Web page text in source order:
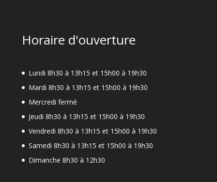
Horaire d'ouverture
Lundi 8h30 à 13h15 et 15h00 à 19h30
Mardi 8h30 à 13h15 et 15h00 à 19h30
Mercredi fermé
Jeudi 8h30 à 13h15 et 15h00 à 19h30
Vendredi 8h30 à 13h15 et 15h00 à 19h30
Samedi 8h30 à 13h15 et 15h00 à 19h30
Dimanche 8h30 à 12h30